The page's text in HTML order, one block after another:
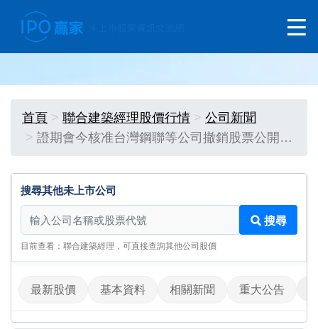
首頁 聯合建築經理股價行情
公司新聞
證期會今核准台灣鋼聯等公司撤銷股票公開…
搜尋其他未上市公司
搜尋其他未上市公司
搜尋
目前查看：聯合建築經理，可直接查詢其他公司股價
最新股價 基本資料 相關新聞 重大公告